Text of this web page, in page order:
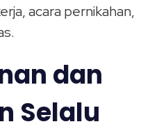
acara pernikahan,
dan
Selalu